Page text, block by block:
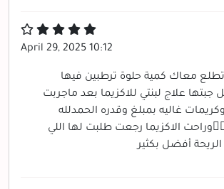
April 29, 2025 10:12
معاك كمية حلوة ترطبين فيها
جبتها علاج لبنتي للاكزيما بعد ماجربت
وكريمات غاليه بمبلغ وقدره الحمدلله
الاكزيما رجعت طلبت لها اللي
أفضل بكثير